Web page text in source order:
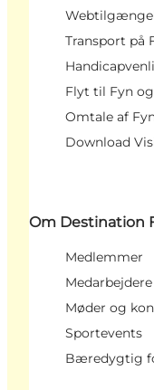
Transport på
Flyt til Fyn
Omtale af
Download
Om Destination
Medlemmer
Medarbejdere
Møder og
Sportevents
Bæredygtig